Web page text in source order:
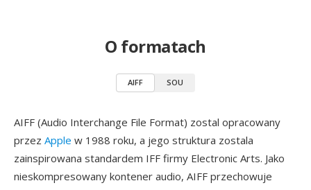
O formatach
AIFF SOU
AIFF (Audio Interchange File Format) zostal opracowany
przez Apple w 1988 roku, a jego struktura zostala
zainspirowana standardem IFF firmy Electronic Arts. Jako
nieskompresowany kontener audio, AIFF przechowuje